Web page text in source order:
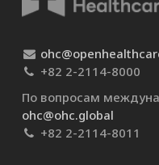
+82 2-2114-8000
По вопросам
ohc@ohc.global
+82 2-2114-8011